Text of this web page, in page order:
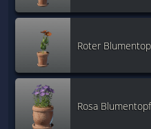
Roter
Rosa